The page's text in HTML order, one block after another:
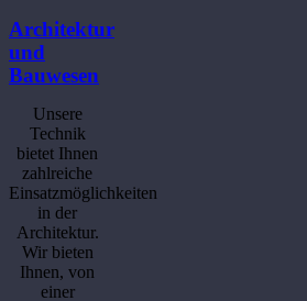
Architektur
und
Bauwesen
Unsere
Technik
bietet Ihnen
zahlreiche
Einsatzmöglichkeiten
in der
Architektur.
Wir bieten
Ihnen, von
einer